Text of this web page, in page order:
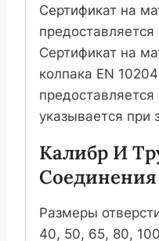
Сертификат на
предоставляется
Сертификат на
колпака EN
предоставляется
указывается при
Калибр И
Соединения
Размеры
40, 50, 65, 80,